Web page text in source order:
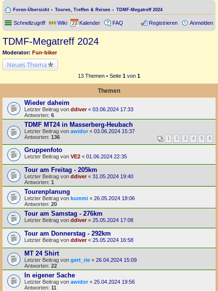
Foren-Übersicht Touren, Treffen & Reisen TDMF-Megatreff 2024
Schnellzugriff Wiki Kalender FAQ Anmelden
Registrieren
TDMF-Megatreff 2024
Moderator: Fun-biker
Neues Thema
13 Themen • Seite 1 von 1
Themen
Wieder daheim
Letzter Beitrag von ddiver« 03.06.2024 17:33
Antworten: 6
TDMF MT24 in Masserberg-Heubach
Letzter Beitrag von awidor « 03.06.2024 15:37
Antworten: 136 1 2 3 4 5 6
Gruppenfoto
Letzter Beitrag von VE2 « 01.06.2024 22:35
Tour am Freitag - 205km
Letzter Beitrag von ddiver « 31.05.2024 19:40
Antworten: 1
Tourenplanung
Letzter Beitrag von kummi « 26.05.2024 18:06
Antworten: 20
Tour am Samstag - 276km
Letzter Beitrag von ddiver « 25.05.2024 17:08
Tour am Donnerstag - 292km
Letzter Beitrag von ddiver« 25.05.2024 16:58
MT 24 Shirt
Letzter Beitrag von gert_rie « 26.04.2024 15:09
Antworten: 22
In eigener Sache
Letzter Beitrag von awidor« 25.04.2024 19:56
Antworten: 11